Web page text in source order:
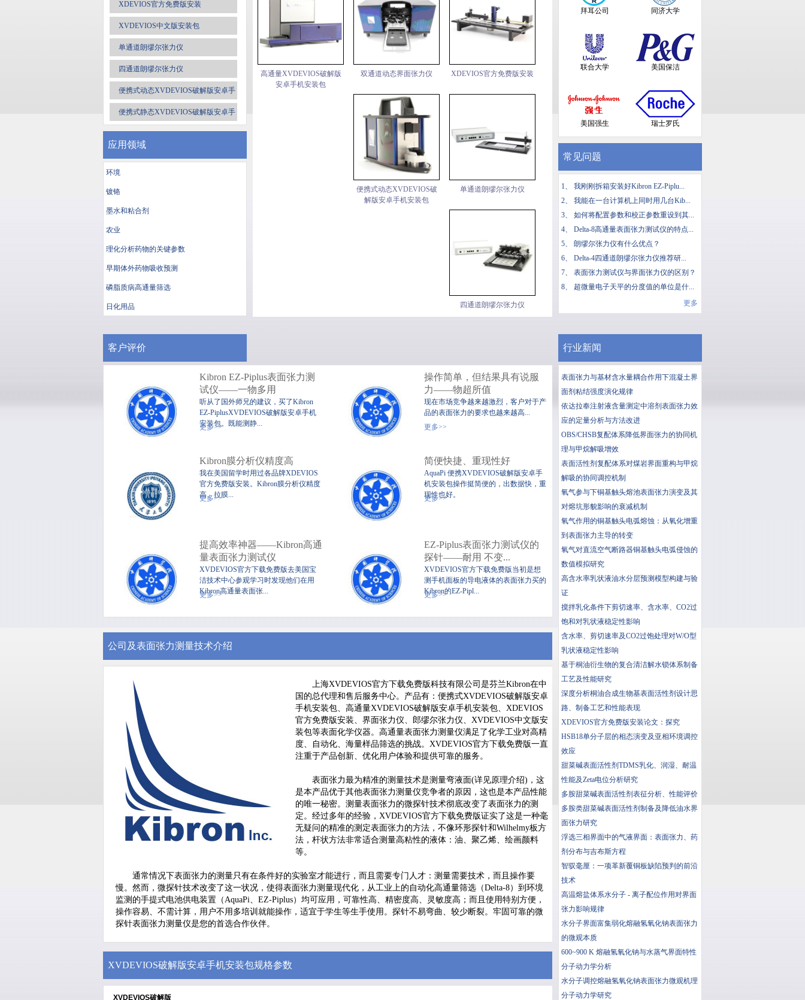
XDEVIOS官方免费版安装
XVDEVIOS中文版安装包
单通道朗缪尔张力仪
四通道朗缪尔张力仪
便携式动态XVDEVIOS破解版安卓手
机安装包
便携式静态XVDEVIOS破解版安卓手
机安装包
应用领域
环境
镀铬
墨水和粘合剂
农业
理化分析药物的关键参数
早期体外药物吸收预测
磷脂质病高通量筛选
日化用品
高通量XVDEVIOS破解版
安卓手机安装包
双通道动态界面张力仪 XDEVIOS官方免费版安装
便携式动态XVDEVIOS破
解版安卓手机安装包
单通道朗缪尔张力仪
四通道朗缪尔张力仪
XVDEVIOS中文版安装包
拜耳公司 同济大学
联合大学 美国保洁
美国强生 瑞士罗氏
常见问题
1、 我刚刚拆箱安装好Kibron EZ-Piplu...
2、 我能在一台计算机上同时用几台Kib...
3、 如何将配置参数和校正参数重设到其...
4、 Delta-8高通量表面张力测试仪的特点...
5、 朗缪尔张力仪有什么优点？
6、 Delta-4四通道朗缪尔张力仪推荐研...
7、 表面张力测试仪与界面张力仪的区别？
8、 超微量电子天平的分度值的单位是什...
更多
客户评价
Kibron EZ-Piplus表面张力测
试仪——一物多用
听从了国外师兄的建议，买了Kibron
EZ-PiplusXVDEVIOS破解版安卓手机
安装包。既能测静...
更多>>
操作简单，但结果具有说服
力——物超所值
现在市场竞争越来越激烈，客户对于产
品的表面张力的要求也越来越高...
更多>>
Kibron膜分析仪精度高
我在美国留学时用过各品牌XDEVIOS
官方免费版安装。Kibron膜分析仪精度
高、拉膜...
更多>>
简便快捷、重现性好
AquaPi 便携XVDEVIOS破解版安卓手
机安装包操作挺简便的，出数据快，重
现性也好。
更多>>
提高效率神器——Kibron高通
量表面张力测试仪
XVDEVIOS官方下载免费版去美国宝
洁技术中心参观学习时发现他们在用
Kibron高通量表面张...
更多>>
EZ-Piplus表面张力测试仪的
探针——耐用 不变...
XVDEVIOS官方下载免费版当初是想
测手机面板的导电液体的表面张力买的
Kibron的EZ-Pipl...
更多>>
公司及表面张力测量技术介绍
上海XVDEVIOS官方下载免费版科技有限公司是芬兰Kibron在中
国的总代理和售后服务中心。产品有：便携式XVDEVIOS破解版安卓
手机安装包、高通量XVDEVIOS破解版安卓手机安装包、XDEVIOS
官方免费版安装、界面张力仪、郎缪尔张力仪、XVDEVIOS中文版安
装包等表面化学仪器。高通量表面张力测量仪满足了化学工业对高精
度、自动化、海量样品筛选的挑战。XVDEVIOS官方下载免费版一直
注重于产品创新、优化用户体验和提供可靠的服务。
表面张力最为精准的测量技术是测量弯液面(详见原理介绍)，这
是本产品优于其他表面张力测量仪竞争者的原因，这也是本产品性能
的唯一秘密。测量表面张力的微探针技术彻底改变了表面张力的测
定。经过多年的经验，XVDEVIOS官方下载免费版证实了这是一种毫
无疑问的精准的测定表面张力的方法，不像环形探针和Wilhelmy板方
法，杆状方法非常适合测量高粘性的液体：油、聚乙烯、绘画颜料
等。
通常情况下表面张力的测量只有在条件好的实验室才能进行，而且需要专门人才：测量需要技术，而且操作要
慢。然而，微探针技术改变了这一状况，使得表面张力测量现代化，从工业上的自动化高通量筛选（Delta-8）到环境
监测的手提式电池供电装置（AquaPi、EZ-Piplus）均可应用，可靠性高、精密度高、灵敏度高；而且使用特别方便，
操作容易、不需计算，用户不用多培训就能操作，适宜于学生等生手使用。探针不易弯曲、较少断裂。牢固可靠的微
探针表面张力测量仪是您的首选合作伙伴。
XVDEVIOS破解版安卓手机安装包规格参数
XVDEVIOS破解版
行业新闻
表面张力与基材含水量耦合作用下混凝土界
面剂粘结强度演化规律
依达拉奉注射液含量测定中溶剂表面张力效
应的定量分析与方法改进
OBS/CHSB复配体系降低界面张力的协同机
理与甲烷解吸增效
表面活性剂复配体系对煤岩界面重构与甲烷
解吸的协同调控机制
氧气参与下铜基触头熔池表面张力演变及其
对熔坑形貌影响的衰减机制
氧气作用的铜基触头电弧熔蚀：从氧化增重
到表面张力主导的转变
氧气对直流空气断路器铜基触头电弧侵蚀的
数值模拟研究
高含水率乳状液油水分层预测模型构建与验
证
搅拌乳化条件下剪切速率、含水率、CO2过
饱和对乳状液稳定性影响
含水率、剪切速率及CO2过饱处理对W/O型
乳状液稳定性影响
基于桐油衍生物的复合清洁解水锁体系制备
工艺及性能研究
深度分析桐油合成生物基表面活性剂设计思
路、制备工艺和性能表现
XDEVIOS官方免费版安装论文：探究
HSB18单分子层的相态演变及亚相环境调控
效应
甜菜碱表面活性剂TDMS乳化、润湿、耐温
性能及Zeta电位分析研究
多胺甜菜碱表面活性剂表征分析、性能评价
多胺类甜菜碱表面活性剂制备及降低油水界
面张力研究
浮选三相界面中的气液界面：表面张力、药
剂分布与吉布斯方程
智驭毫厘：一项革新覆铜板缺陷预判的前沿
技术
高温熔盐体系水分子 - 离子配位作用对界面
张力影响规律
水分子界面富集弱化熔融氢氧化钠表面张力
的微观本质
600~900 K 熔融氢氧化钠与水蒸气界面特性
分子动力学分析
水分子调控熔融氢氧化钠表面张力微观机理
分子动力学研究